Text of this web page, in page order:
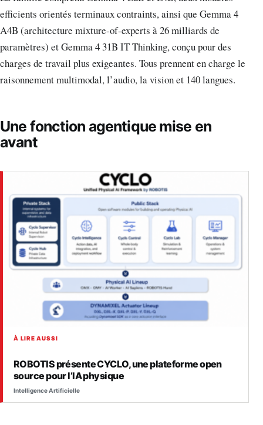
efficients orientés terminaux contraints, ainsi que Gemma 4
A4B (architecture mixture-of-experts à 26 milliards de
paramètres) et Gemma 4 31B IT Thinking, conçu pour des
charges de travail plus exigeantes. Tous prennent en charge le
raisonnement multimodal, l’audio, la vision et 140 langues.
Une fonction agentique mise en
avant
À LIRE AUSSI
ROBOTIS présente CYCLO, une plateforme open
source pour l’IA physique
Intelligence Artificielle